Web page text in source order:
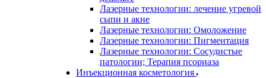
Лазерные технологии: лечение угревой
сыпи и акне
Лазерные технологии: Омоложение
Лазерные технологии: Пигментация
Лазерные технологии: Сосудистые
патологии; Терапия псориаза
Инъекционная косметология